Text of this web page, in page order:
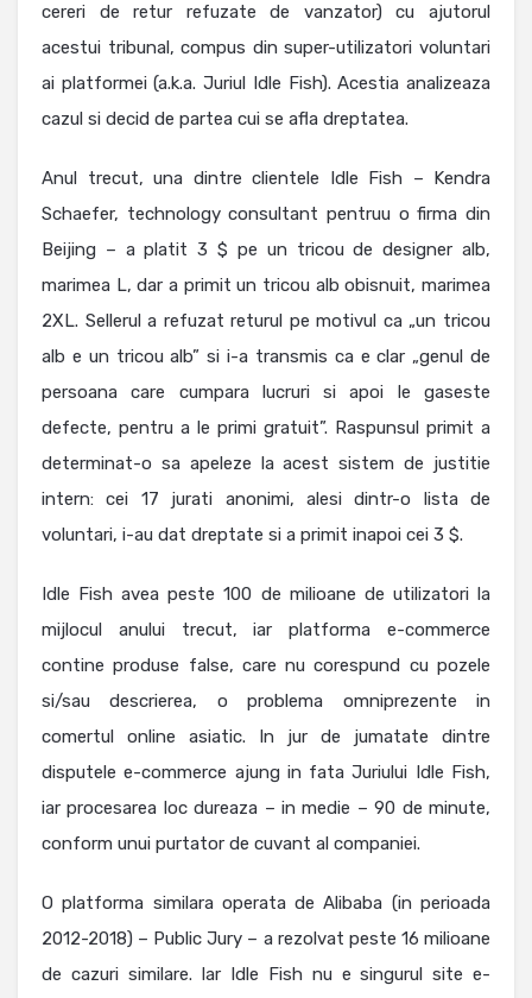
cereri de retur refuzate de vanzator) cu ajutorul
acestui tribunal, compus din super-utilizatori voluntari
ai platformei (a.k.a. Juriul Idle Fish). Acestia analizeaza
cazul si decid de partea cui se afla dreptatea.
Anul trecut, una dintre clientele Idle Fish – Kendra
Schaefer, technology consultant pentruu o firma din
Beijing – a platit 3 $ pe un tricou de designer alb,
marimea L, dar a primit un tricou alb obisnuit, marimea
2XL. Sellerul a refuzat returul pe motivul ca „un tricou
alb e un tricou alb” si i-a transmis ca e clar „genul de
persoana care cumpara lucruri si apoi le gaseste
defecte, pentru a le primi gratuit”. Raspunsul primit a
determinat-o sa apeleze la acest sistem de justitie
intern: cei 17 jurati anonimi, alesi dintr-o lista de
voluntari, i-au dat dreptate si a primit inapoi cei 3 $.
Idle Fish avea peste 100 de milioane de utilizatori la
mijlocul anului trecut, iar platforma e-commerce
contine produse false, care nu corespund cu pozele
si/sau descrierea, o problema omniprezente in
comertul online asiatic. In jur de jumatate dintre
disputele e-commerce ajung in fata Juriului Idle Fish,
iar procesarea loc dureaza – in medie – 90 de minute,
conform unui purtator de cuvant al companiei.
O platforma similara operata de Alibaba (in perioada
2012-2018) – Public Jury – a rezolvat peste 16 milioane
de cazuri similare. Iar Idle Fish nu e singurul site e-